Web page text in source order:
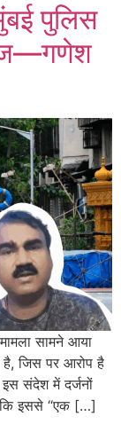
पुलिस
सामने आया
है, जिस पर आरोप है
संदेश में दर्जनों
कि इससे “एक […]